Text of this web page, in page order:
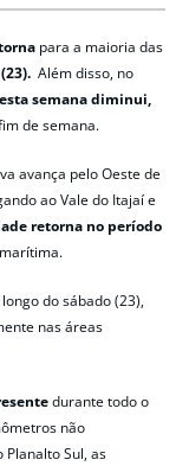
para a maioria das
Além disso, no
semana diminui,
de semana.
avança pelo Oeste de
ao Vale do Itajaí e
retorna no período
do sábado (23),
nas áreas
durante todo o
não
Sul, as